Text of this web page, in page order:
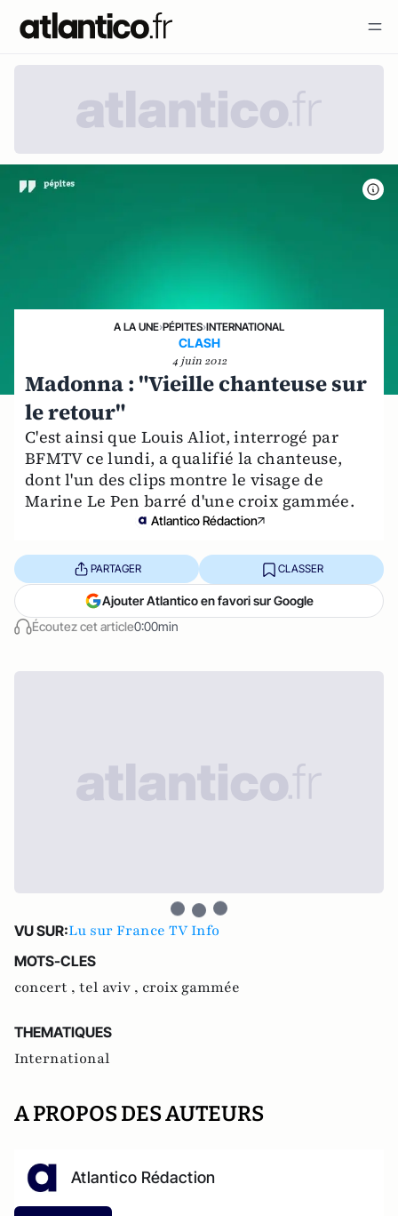
A LA UNE›PÉPITES›INTERNATIONAL
CLASH
4 juin 2012
Madonna : "Vieille chanteuse sur
le retour"
C'est ainsi que Louis Aliot, interrogé par
BFMTV ce lundi, a qualifié la chanteuse,
dont l'un des clips montre le visage de
Marine Le Pen barré d'une croix gammée.
Atlantico Rédaction
Écoutez cet article0:00min
PARTAGER CLASSER
Ajouter Atlantico en favori sur Google
VU SUR:Lu sur France TV Info
MOTS-CLES
concert , tel aviv , croix gammée
THEMATIQUES
International
A PROPOS DES AUTEURS
Atlantico Rédaction